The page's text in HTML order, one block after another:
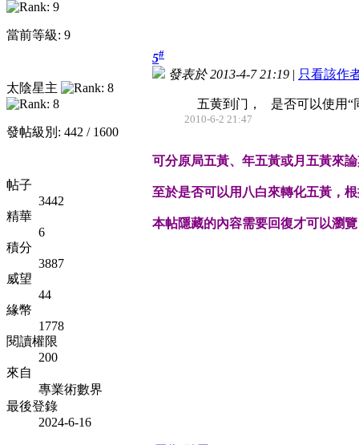
當前等級: 9
太陰星主
發帖級別: 442 / 1600
帖子
3442
精華
6
積分
3887
威望
44
緣幣
1778
閱讀權限
200
來自
專業術數界
最後登錄
2024-6-16
5#
發表於 2013-4-7 21:19 | 只看該作
五黄到门， 是否可以使用“
2010-6-2 21:47
可分原局五黃、年五黃或月五黃來
至於是否可以用八白來轉化五黃，
本帖隱藏的內容需要回復才可以瀏覽